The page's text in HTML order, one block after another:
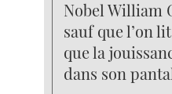
Nobel William
sauf que l’on
que la
dans son